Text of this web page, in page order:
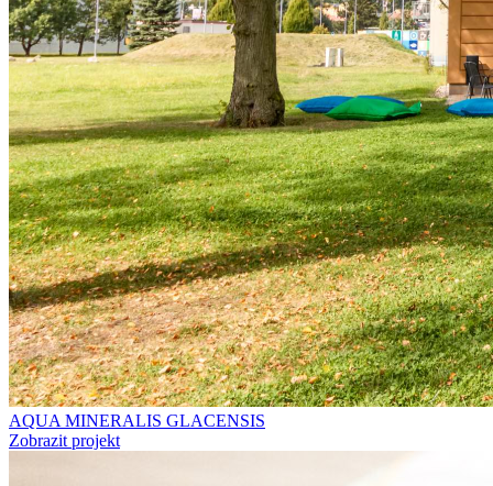
AQUA MINERALIS GLACENSIS
Zobrazit projekt